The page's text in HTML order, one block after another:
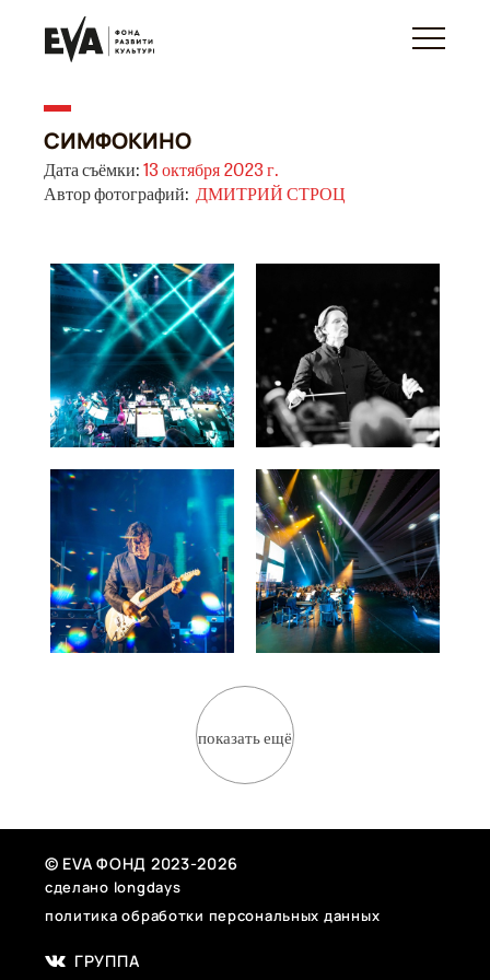
СИМФОКИНО
Дата съёмки:13 октября 2023 г.
Автор фотографий: ДМИТРИЙ СТРОЦ
показать ещё
© EVA ФОНД 2023-2026
сделано longdays
политика обработки персональных данных
ГРУППА